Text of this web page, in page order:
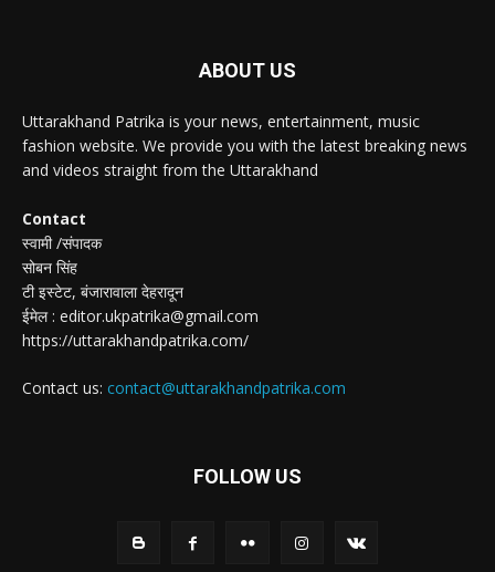
ABOUT US
Uttarakhand Patrika is your news, entertainment, music
fashion website. We provide you with the latest breaking news
and videos straight from the Uttarakhand
Contact
स्वामी /संपादक
सोबन सिंह
टी इस्टेट, बंजारावाला देहरादून
ईमेल : editor.ukpatrika@gmail.com
https://uttarakhandpatrika.com/
Contact us: contact@uttarakhandpatrika.com
FOLLOW US